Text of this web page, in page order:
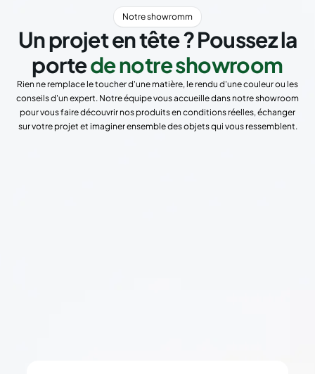
Notre showromm
Un projet en tête ? Poussez la
portede notre showroom
Rien ne remplace le toucher d'une matière, le rendu d'une couleur ou les
conseils d'un expert. Notre équipe vous accueille dans notre showroom
pour vous faire découvrir nos produits en conditions réelles, échanger
sur votre projet et imaginer ensemble des objets qui vous ressemblent.